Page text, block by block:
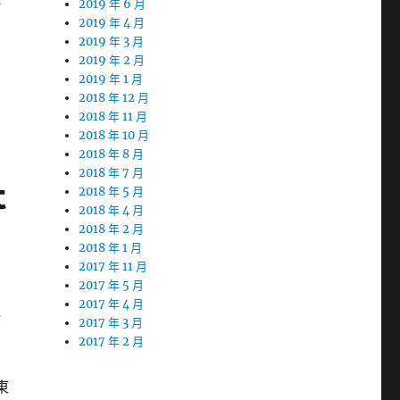
2019 年 6 月
2019 年 4 月
2019 年 3 月
2019 年 2 月
2019 年 1 月
2018 年 12 月
2018 年 11 月
2018 年 10 月
2018 年 8 月
2018 年 7 月
2018 年 5 月
2018 年 4 月
2018 年 2 月
2018 年 1 月
2017 年 11 月
2017 年 5 月
2017 年 4 月
2017 年 3 月
2017 年 2 月